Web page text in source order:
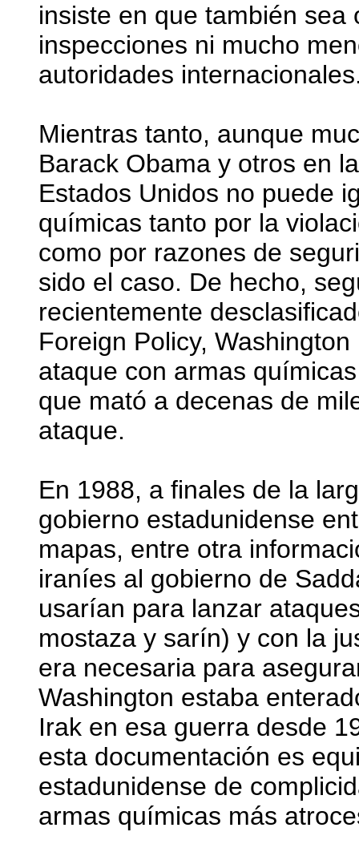
insiste en que también sea
inspecciones ni mucho
autoridades
Mientras tanto, aunque
Barack Obama y otros en
Estados Unidos no puede
químicas tanto por la
como por razones de
sido el caso. De hecho,
recientemente
Foreign Policy,
ataque con armas
que mató a decenas de
ataque.
En 1988, a finales de la
gobierno estadunidense
mapas, entre otra
iraníes al gobierno de
usarían para lanzar
mostaza y sarín) y con la
era necesaria para
Washington estaba
Irak en esa guerra desde
esta documentación es
estadunidense de
armas químicas más